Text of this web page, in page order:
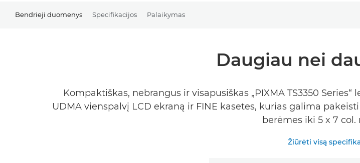
Bendrieji duomenys Specifikacijos Palaikymas
Daugiau nei
Kompaktiškas, nebrangus ir visapusiškas „PIXMA TS3350
UDMA vienspalvį LCD ekraną ir FINE kasetes, kurias galima
berėmes iki 5 x 7 col.
Žiūrėti visą